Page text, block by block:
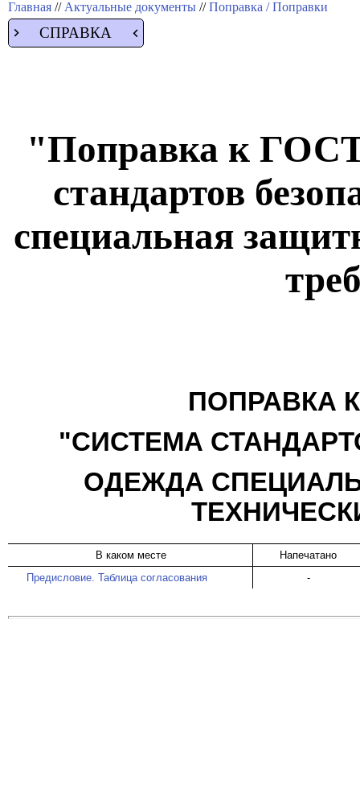
Главная // Актуальные документы //Поправка / Поправки
СПРАВКА
"Поправка к
стандартов
специальная
ПОПРАВКА К
"СИСТЕМА
ОДЕЖДА
В каком месте
Напечатано
Предисловие. Таблица согласования
-